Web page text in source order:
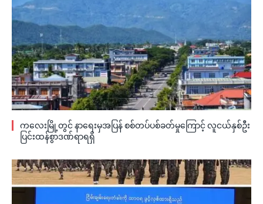
ကလေးမြို့တွင် နာရေးမှအပြန် စစ်တပ်ပစ်ခတ်မှုကြောင့် လူငယ်နှစ်ဦး
ပြင်းထန်စွာဒဏ်ရာရရှိ